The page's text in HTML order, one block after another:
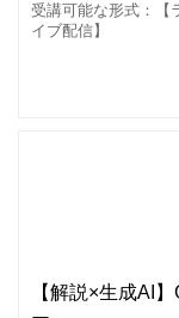
受講可能な形式：【
イブ配信】
【解説×生成AI